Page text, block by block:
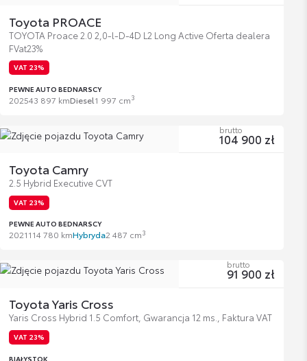
Toyota PROACE
TOYOTA Proace 2.0 2,0-l-D-4D L2 Long Active Oferta dealera
FVat23%
VAT 23%
PEWNE AUTO BEDNARSCY
202543 897 kmDiesel1 997 cm3
Toyota Camry
2.5 Hybrid Executive CVT
VAT 23%
PEWNE AUTO BEDNARSCY
2021114 780 kmHybryda2 487 cm3
brutto
104 900 zł
Toyota Yaris Cross
Yaris Cross Hybrid 1.5 Comfort, Gwarancja 12 ms., Faktura VAT
VAT 23%
BIAŁYSTOK
brutto
91 900 zł